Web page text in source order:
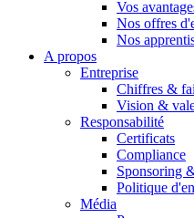
Trouvez le produit que
Vos
Nos offres
Nos
A propos
Entreprise
Chiffres &
Vision &
Responsabilité
Certificats
Compliance
Sponsoring
Politique
Média